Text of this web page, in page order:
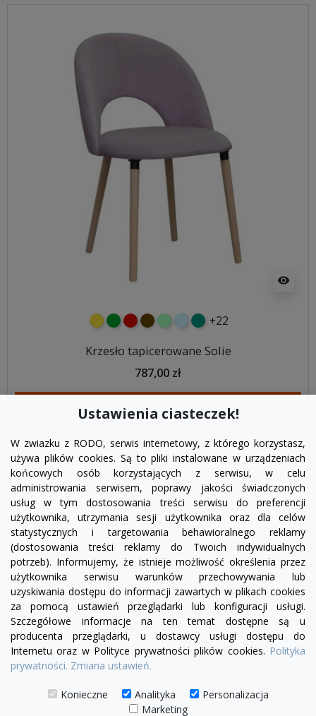
visibility
żółtyzielonyczerwony
czekoladowy
miętowybłękitny
turkusowy
+22
Krzesło tapicerowane Solie
787,00 zł
FacebookYouTubePinterest
Ustawienia ciasteczek!
W zwiazku z RODO, serwis internetowy, z którego korzystasz,
używa plików cookies. Są to pliki instalowane w urządzeniach
końcowych osób korzystających z serwisu, w celu
administrowania serwisem, poprawy jakości świadczonych
usług w tym dostosowania treści serwisu do preferencji
użytkownika, utrzymania sesji użytkownika oraz dla celów
statystycznych i targetowania behawioralnego reklamy
(dostosowania treści reklamy do Twoich indywidualnych
potrzeb). Informujemy, że istnieje możliwość określenia przez
użytkownika serwisu warunków przechowywania lub
uzyskiwania dostępu do informacji zawartych w plikach cookies
za pomocą ustawień przeglądarki lub konfiguracji usługi.
Szczegółowe informacje na ten temat dostępne są u
producenta przeglądarki, u dostawcy usługi dostępu do
Internetu oraz w Polityce prywatności plików cookies. Polityka
prywatności. Zmiana ustawień.
Konieczne Analityka
Personalizacja
Marketing
PRODUKTY

INFORMACJE
